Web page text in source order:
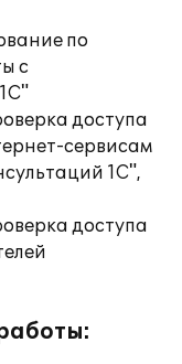
по
с
доступа
сервисам
1С",
доступа